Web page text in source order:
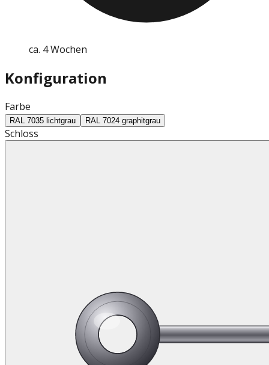
ca. 4 Wochen
Konfiguration
Farbe
RAL 7035 lichtgrau RAL 7024 graphitgrau
Schloss